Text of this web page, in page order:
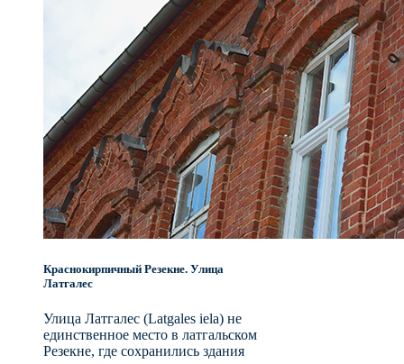
Краснокирпичный Резекне. Улица
Латгалес
Улица Латгалес (Latgales iela) не
единственное место в латгальском
Резекне, где сохранились здания